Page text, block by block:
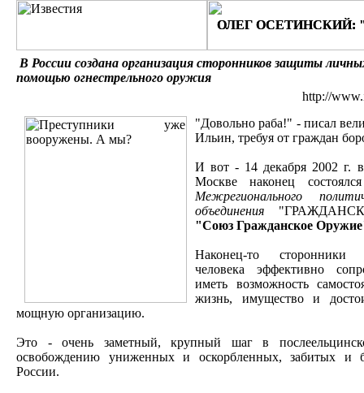
ОЛЕГ ОСЕТИНСКИЙ:
ОЛЕГ ОСЕТИНСКИЙ:
В России создана организация сторонников защиты
помощью огнестрельного оружия
http://
"Довольно раба!" - писал
Ильин, требуя от граждан
И вот - 14 декабря 2002 г.
Москве наконец
Межрегионального
объединения
"Союз Гражданское
Наконец-то сторонники
человека эффективно
иметь возможность
жизнь, имущество и
мощную организацию.
Это - очень заметный, крупный шаг в
освобождению униженных и оскорбленных, забитых и
России.